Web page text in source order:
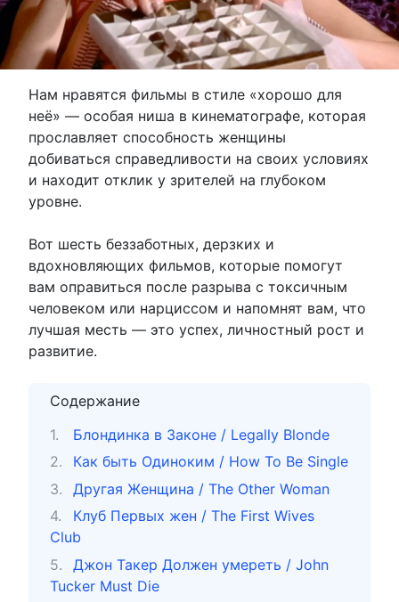
Нам нравятся фильмы в стиле «хорошо для
неё» — особая ниша в кинематографе, которая
прославляет способность женщины
добиваться справедливости на своих условиях
и находит отклик у зрителей на глубоком
уровне.
Вот шесть беззаботных, дерзких и
вдохновляющих фильмов, которые помогут
вам оправиться после разрыва с токсичным
человеком или нарциссом и напомнят вам, что
лучшая месть — это успех, личностный рост и
развитие.
Содержание
Блондинка в Законе / Legally Blonde
Как быть Одиноким / How To Be Single
Другая Женщина / The Other Woman
Клуб Первых жен / The First Wives
Club
Джон Такер Должен умереть / John
Tucker Must Die